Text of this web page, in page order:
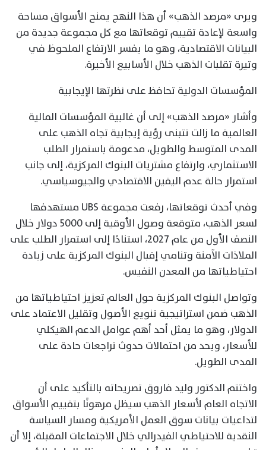
ويرى «مرصد الذهب» أن هذا النهج يمنح الأسواق مساحة
واسعة لإعادة تقييم توقعاتها مع كل مجموعة جديدة من
البيانات الاقتصادية، وهو ما يفسر الارتفاع الملحوظ في
وتيرة تقلبات الذهب خلال الأسابيع الأخيرة.
المؤسسات الدولية تحافظ على نظرتها الإيجابية
وأشار «مرصد الذهب» إلى أن غالبية المؤسسات المالية
العالمية ما زالت تتبنى رؤية إيجابية تجاه الذهب على
المدى المتوسط والطويل، مدعومة باستمرار الطلب
الاستثماري، وارتفاع مشتريات البنوك المركزية، إلى جانب
استمرار حالة عدم اليقين الاقتصادي والجيوسياسي.
وفي أحدث توقعاتها، رفعت مجموعة UBS مستهدفها
لسعر الذهب، متوقعة وصول الأوقية إلى 5000 دولار خلال
النصف الأول من عام 2027، استنادًا إلى استمرار الطلب على
الملاذات الآمنة وتنامي إقبال البنوك المركزية على زيادة
احتياطياتها من المعدن النفيس.
وتواصل البنوك المركزية حول العالم تعزيز احتياطياتها من
الذهب ضمن استراتيجية تنويع الأصول وتقليل الاعتماد على
الدولار، وهو ما يمثل أحد أهم عوامل الدعم الهيكلي
للأسعار، ويحد من احتمالات حدوث تراجعات حادة على
المدى الطويل.
واختتم الدكتور وليد فاروق تصريحاته بالتأكيد على أن
الاتجاه العام لأسعار الذهب سيظل مرهونًا بتقييم الأسواق
لتداعيات بيانات سوق العمل الأمريكية ومسار السياسة
النقدية للاحتياطي الفيدرالي خلال الاجتماعات المقبلة، إلا أن